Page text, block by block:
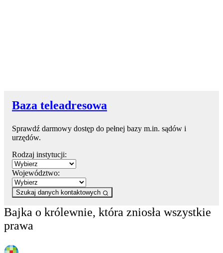
Baza teleadresowa
Sprawdź darmowy dostęp do pełnej bazy m.in. sądów i
urzędów.
Rodzaj instytucji:
Województwo:
Szukaj danych kontaktowych
Bajka o królewnie, która zniosła wszystkie
prawa